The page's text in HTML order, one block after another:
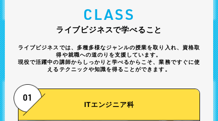
CLASS
ライブビジネスで学べること
ライブビジネスでは、多種多様なジャンルの授業を取り入れ、 資格取
得や就職への道のりを支援しています。
現役で活躍中の講師からしっかりと学べるからこそ、業務ですぐに使
えるテクニックや知識を得ることができます。
01
ITエンジニア科